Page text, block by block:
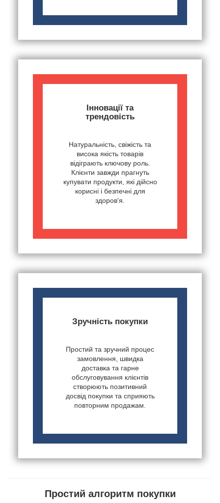
Інновації та
трендовість
Натуральність, свіжість та
висока якість товарів
відіграють ключову роль.
Клієнти завжди прагнуть
купувати продукти, які дійсно
корисні і безпечні для
здоров'я.
Зручність покупки
Простий та зручний процес
замовлення, швидка
доставка та гарне
обслуговування клієнтів
створюють позитивний
досвід покупки та сприяють
повторним продажам.
Простий алгоритм покупки